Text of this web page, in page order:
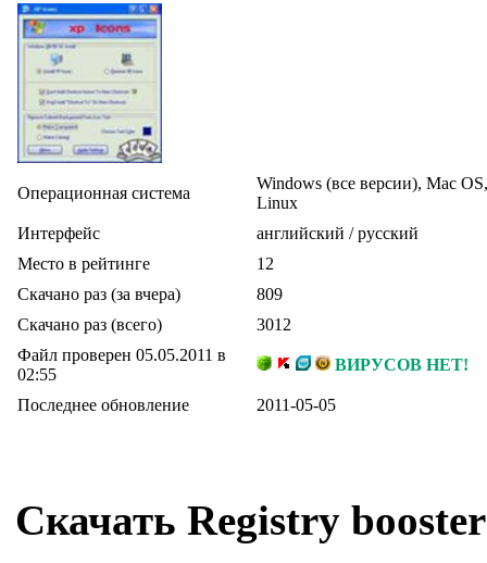
Операционная система
Windows (все версии), Mac OS,
Linux
Интерфейс
английский / русский
Место в рейтинге
12
Скачано раз (за вчера)
809
Скачано раз (всего)
3012
Файл проверен 05.05.2011 в
02:55
ВИРУСОВ НЕТ!
Последнее обновление 2011-05-05
Скачать Registry